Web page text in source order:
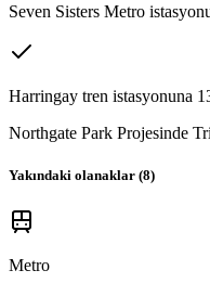
Seven Sisters Metro
Harringay tren istasyonuna
Northgate Park Projesinde
Yakındaki olanaklar (8)
Metro